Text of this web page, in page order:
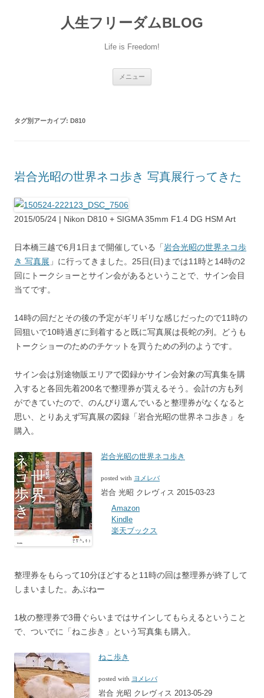
人生フリーダムBLOG
Life is Freedom!
メニュー
タグ別アーカイブ: D810
岩合光昭の世界ネコ歩き 写真展行ってきた
2015/05/24 | Nikon D810 + SIGMA 35mm F1.4 DG HSM Art
日本橋三越で6月1日まで開催している「岩合光昭の世界ネコ歩
き 写真展 」に行ってきました。25日(日)までは11時と14時の2
回にトークショーとサイン会があるということで、サイン会目
当てです。
14時の回だとその後の予定がギリギリな感じだったので11時の
回狙いで10時過ぎに到着すると既に写真展は長蛇の列。どうも
トークショーのためのチケットを買うための列のようです。
サイン会は別途物販エリアで図録かサイン会対象の写真集を購
入すると各回先着200名で整理券が貰えるそう。会計の方も列
ができていたので、のんびり選んでいると整理券がなくなると
思い、とりあえず写真展の図録「岩合光昭の世界ネコ歩き」を
購入。
岩合光昭の世界ネコ歩き
posted with ヨメレバ
岩合 光昭 クレヴィス 2015-03-23
Amazon
Kindle
楽天ブックス
整理券をもらって10分ほどすると11時の回は整理券が終了して
しまいました。あぶねー
1枚の整理券で3冊ぐらいまではサインしてもらえるということ
で、ついでに「ねこ歩き」という写真集も購入。
ねこ歩き
posted with ヨメレバ
岩合 光昭 クレヴィス 2013-05-29